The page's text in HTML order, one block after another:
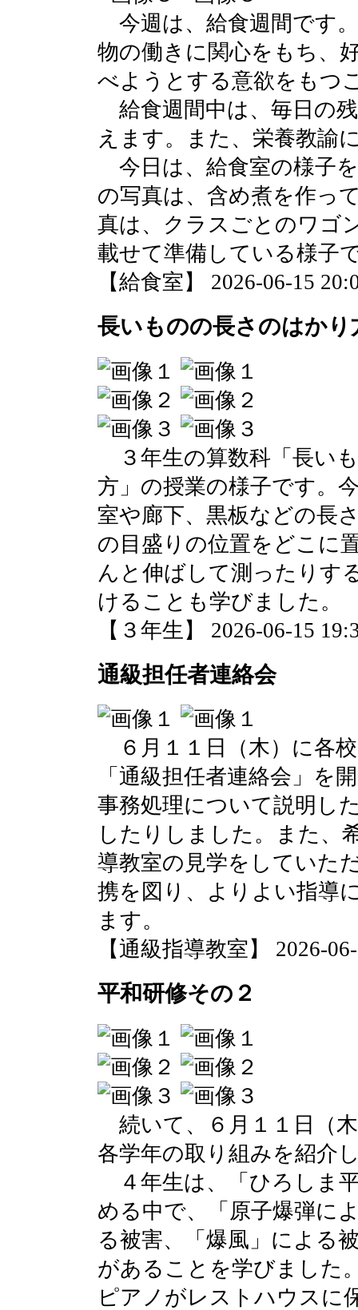
今週は、給食週間です
物の働きに関心をもち、
べようとする意欲をもつ
給食週間中は、毎日の
えます。また、栄養教諭
今日は、給食室の様子
の写真は、含め煮を作っ
真は、クラスごとのワゴ
載せて準備している様子
【給食室】 2026-06-15
長いものの長さのはかり
３年生の算数科「長い
方」の授業の様子です。
室や廊下、黒板などの長
の目盛りの位置をどこに
んと伸ばして測ったりす
けることも学びました。
【３年生】 2026-06-15
通級担任者連絡会
６月１１日（木）に各
「通級担任者連絡会」を
事務処理について説明し
したりしました。また、
導教室の見学をしていた
携を図り、よりよい指導
ます。
【通級指導教室】 2026-
平和研修その２
続いて、６月１１日（
各学年の取り組みを紹介
４年生は、「ひろしま
める中で、「原子爆弾に
る被害、「爆風」による
があることを学びました
ピアノがレストハウスに